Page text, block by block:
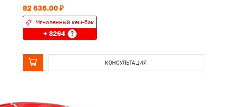
82 636.00 ₽
Мгновенный кеш-бэк
+ 8264 ?
КОНСУЛЬТАЦИЯ